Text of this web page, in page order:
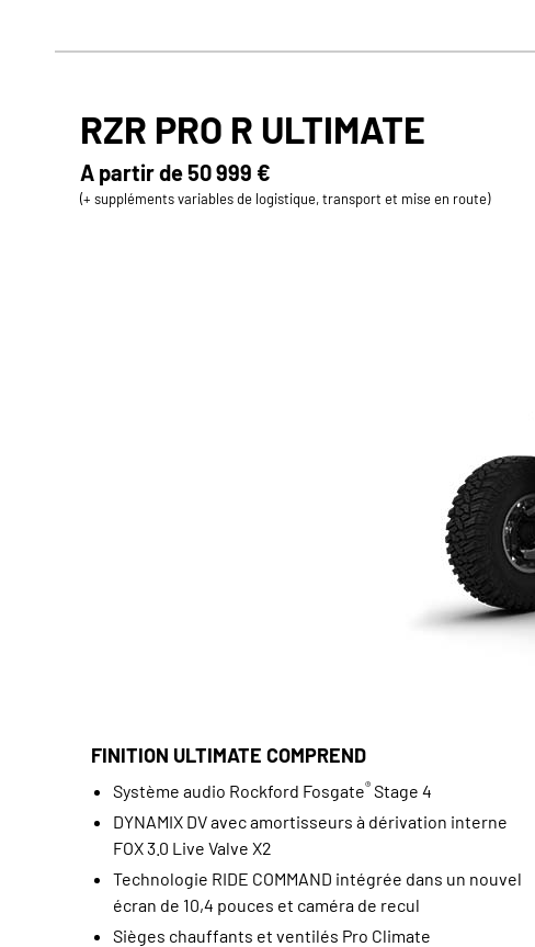
RZR PRO R ULTIMATE
A partir de50 999 €
(+ suppléments variables de logistique, transport et mise en route)
FINITION ULTIMATE COMPREND
Système audio Rockford Fosgate®Stage 4
DYNAMIX DV avec amortisseurs à dérivation interne
FOX 3.0 Live Valve X2
Technologie RIDE COMMAND intégrée dans un nouvel
écran de 10,4 pouces et caméra de recul
Sièges chauffants et ventilés Pro Climate